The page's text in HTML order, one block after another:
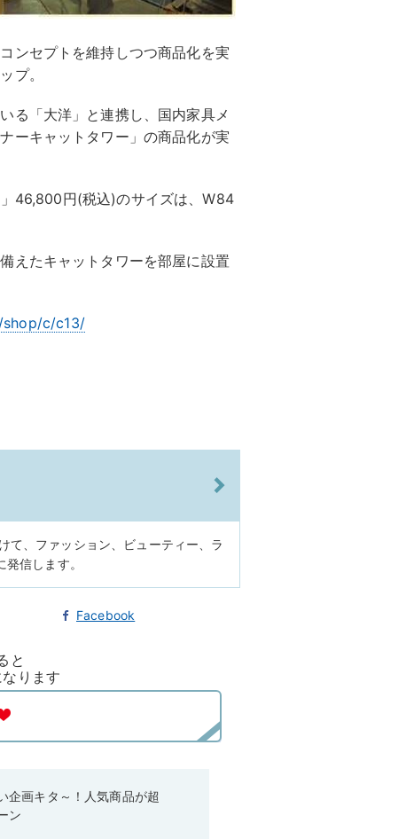
ンセプトを維持しつつ商品化を実
プ。
る「大洋」と連携し、国内家具メ
ーキャットタワー」の商品化が実
46,800円(税込)のサイズは、W84
えたキャットタワーを部屋に設置
c/c13/
て、ファッション、ビューティー、ラ
信します。
Facebook
と
ります
企画キタ～！人気商品が超
ン